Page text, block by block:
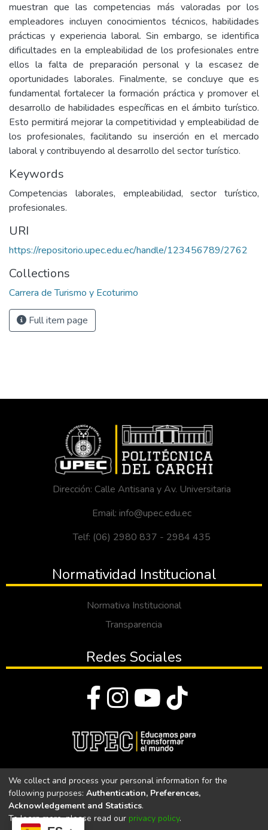
muestran que las competencias más valoradas por los
empleadores incluyen conocimientos técnicos, habilidades
prácticas y experiencia laboral. Sin embargo, se identifica
dificultades en la empleabilidad de los profesionales entre
ellos la falta de preparación personal y la escasez de
oportunidades laborales. Finalmente, se concluye que es
fundamental fortalecer la formación práctica y promover el
desarrollo de habilidades específicas en el ámbito turístico.
Esto permitirá mejorar la competitividad y empleabilidad de
los profesionales, facilitando su inserción en el mercado
laboral y contribuyendo al desarrollo del sector turístico.
Keywords
Competencias laborales, empleabilidad, sector turístico,
profesionales.
URI
https://repositorio.upec.edu.ec/handle/123456789/2762
Collections
Carrera de Turismo y Ecoturimo
Full item page
Dirección: Calle Antisana y Av. Universitaria
Email: info@upec.edu.ec
Telf: (06) 2980 837 - 2984 435
Normatividad Institucional
Normativa Institucional
Transparencia
Redes Sociales
Universidad Politécnica Estatal del Carchi
Universidad Politécnica Estatal del Carchi | Acreditada por el
We collect and process your personal information for the
following purposes: Authentication, Preferences,
Acknowledgement and Statistics.
To learn more, please read our privacy policy.